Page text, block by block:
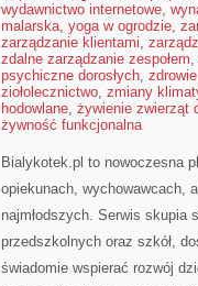
wydawnictwo internetowe,
malarska, yoga w ogrodzie,
zarządzanie klientami,
zdalne zarządzanie zespołem,
psychiczne dorosłych,
ziołolecznictwo, zmiany
hodowlane, żywienie zwierząt
żywność funkcjonalna
Bialykotek.pl to nowoczesna
opiekunach, wychowawcach,
najmłodszych. Serwis skupia
przedszkolnych oraz szkół,
świadomie wspierać rozwój